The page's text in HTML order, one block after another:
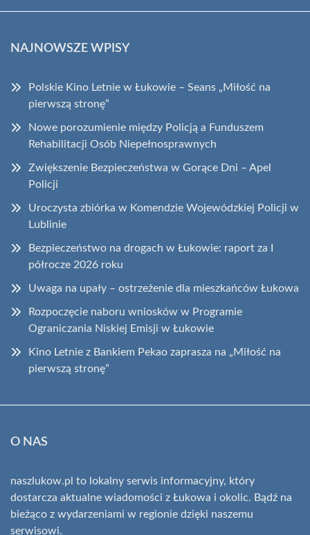
NAJNOWSZE WPISY
Polskie Kino Letnie w Łukowie – Seans „Miłość na
pierwszą stronę”
Nowe porozumienie między Policją a Funduszem
Rehabilitacji Osób Niepełnosprawnych
Zwiększenie Bezpieczeństwa w Gorące Dni – Apel
Policji
Uroczysta zbiórka w Komendzie Wojewódzkiej Policji w
Lublinie
Bezpieczeństwo na drogach w Łukowie: raport za I
półrocze 2026 roku
Uwaga na upały – ostrzeżenie dla mieszkańców Łukowa
Rozpoczęcie naboru wniosków w Programie
Ograniczania Niskiej Emisji w Łukowie
Kino Letnie z Bankiem Pekao zaprasza na „Miłość na
pierwszą stronę”
O NAS
naszlukow.pl to lokalny serwis informacyjny, który
dostarcza aktualne wiadomości z Łukowa i okolic. Bądź na
bieżąco z wydarzeniami w regionie dzięki naszemu
serwisowi.